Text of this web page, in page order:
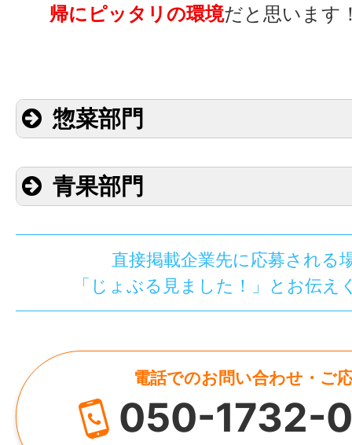
帰にピッタリの環境だと思います
惣菜部門
青果部門
直接掲載企業先に応募される
「じょぶる見ました！」とお伝え
電話でのお問い合わせ・ご
050-1732-